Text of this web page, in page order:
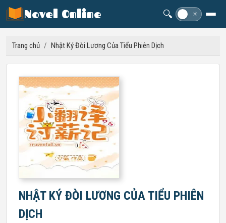
Novel Online 🔍 ☀
Trang chủ / Nhật Ký Đòi Lương Của Tiểu Phiên Dịch
NHẬT KÝ ĐÒI LƯƠNG CỦA TIỂU PHIÊN
DỊCH